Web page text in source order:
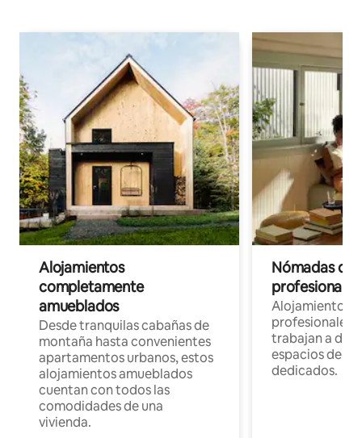
Alojamientos
completamente
amueblados
Desde tranquilas cabañas de
montaña hasta convenientes
apartamentos urbanos, estos
alojamientos amueblados
cuentan con todos las
comodidades de una
vivienda.
Nómadas
Alojamientos
profesionales
trabajan a
espacios de
dedicados.